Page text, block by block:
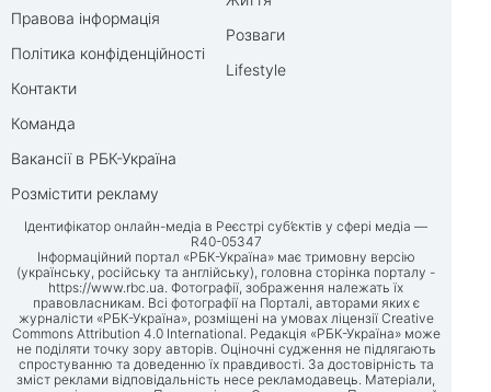
Правова інформація
Політика конфіденційності
Контакти
Команда
Вакансії в РБК-Україна
Розмістити рекламу
Розваги
Lifestyle
Ідентифікатор онлайн-медіа в Реєстрі суб’єктів у сфері медіа —
R40-05347
Інформаційний портал «РБК-Україна» має тримовну версію
(українську, російську та англійську), головна сторінка порталу -
https://www.rbc.ua. Фотографії, зображення належать їх
правовласникам. Всі фотографії на Порталі, авторами яких є
журналісти «РБК-Україна», розміщені на умовах ліцензії Creative
Commons Attribution 4.0 International. Редакція «РБК-Україна» може
не поділяти точку зору авторів. Оціночні судження не підлягають
спростуванню та доведенню їх правдивості. За достовірність та
зміст реклами відповідальність несе рекламодавець. Матеріали,